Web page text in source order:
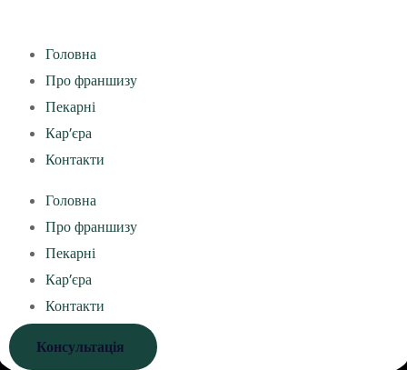
Головна
Про франшизу
Пекарні
Кар’єра
Контакти
Головна
Про франшизу
Пекарні
Кар’єра
Контакти
Консультація